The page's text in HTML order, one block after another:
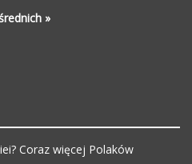
»
Coraz więcej Polaków